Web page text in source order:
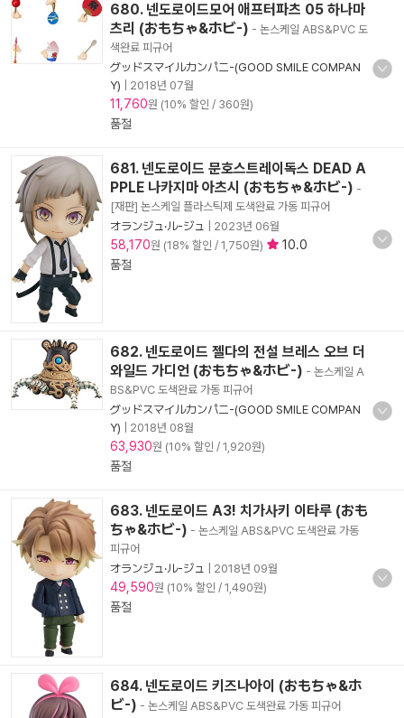
680. 넨도로이드모어 애프터파츠 05 하나마
츠리 (おもちゃ&ホビ-) - 논스케일 ABS&PVC 도
색완료 피규어
グッドスマイルカンパニ-(GOOD SMILE COMPAN
Y)
2018년 07월
11,760원 (10% 할인 / 360원)
품절
681. 넨도로이드 문호스트레이독스 DEAD A
PPLE 나카지마 아츠시 (おもちゃ&ホビ-) -
[재판] 논스케일 플라스틱제 도색완료 가동 피규어
オランジュ·ル-ジュ
2023년 06월
58,170원 (18% 할인 / 1,750원)
10.0
품절
682. 넨도로이드 젤다의 전설 브레스 오브 더
와일드 가디언 (おもちゃ&ホビ-) - 논스케일 A
BS&PVC 도색완료 가동 피규어
グッドスマイルカンパニ-(GOOD SMILE COMPAN
Y)
2018년 08월
63,930원 (10% 할인 / 1,920원)
품절
683. 넨도로이드 A3! 치가사키 이타루 (おも
ちゃ&ホビ-) - 논스케일 ABS&PVC 도색완료 가동
피규어
オランジュ·ル-ジュ
2018년 09월
49,590원 (10% 할인 / 1,490원)
품절
684. 넨도로이드 키즈나아이 (おもちゃ&ホ
ビ-) - 논스케일 ABS&PVC 도색완료 가동 피규어